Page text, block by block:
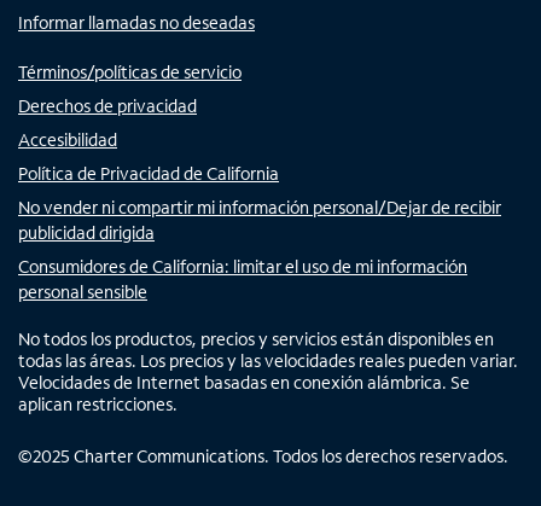
Informar llamadas no deseadas
Términos/políticas de servicio
Derechos de privacidad
Accesibilidad
Política de Privacidad de California
No vender ni compartir mi información personal/Dejar de recibir
publicidad dirigida
Consumidores de California: limitar el uso de mi información
personal sensible
No todos los productos, precios y servicios están disponibles en
todas las áreas. Los precios y las velocidades reales pueden variar.
Velocidades de Internet basadas en conexión alámbrica. Se
aplican restricciones.
©2025 Charter Communications. Todos los derechos reservados.